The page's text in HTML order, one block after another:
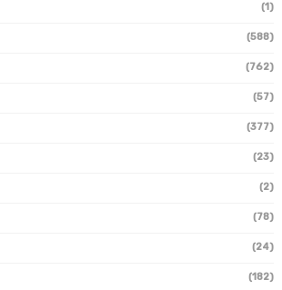
(1)
(588)
(762)
(57)
(377)
(23)
(2)
(78)
(24)
(182)